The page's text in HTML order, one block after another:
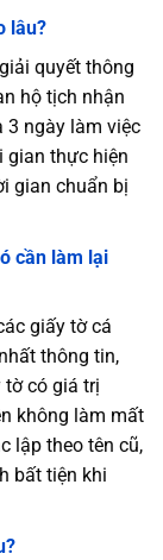
lâu?
quyết thông
hộ tịch nhận
3 ngày làm việc
gian thực hiện
gian chuẩn bị
cần làm lại
giấy tờ cá
thông tin,
có giá trị
không làm mất
lập theo tên cũ,
bất tiện khi